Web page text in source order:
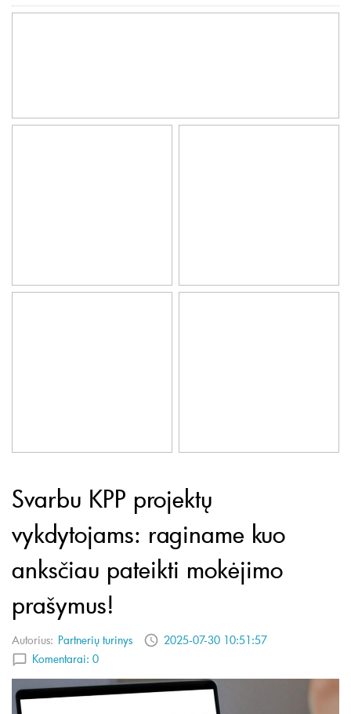
Svarbu KPP projektų
vykdytojams: raginame kuo
anksčiau pateikti mokėjimo
prašymus!
Autorius: Partnerių turinys
2025-07-30 10:51:57
Komentarai: 0